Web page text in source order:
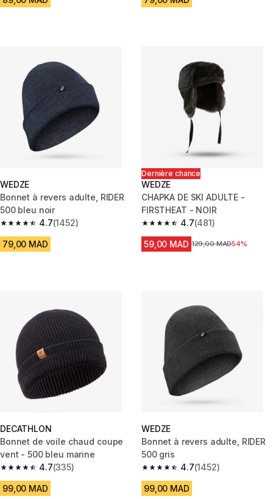
WEDZE
Bonnet à revers adulte, RIDER
500 bleu noir
4.7
4.7 out of 5 stars from 1452 reviews
(1452)
79,00 MAD
Dernière chance
WEDZE
CHAPKA DE SKI ADULTE -
FIRSTHEAT - NOIR
4.7
4.7 out of 5 stars from 481
(481)
59,00 MAD Prix avant la réduction
129,00 MAD54%
DECATHLON
Bonnet de voile chaud coupe
vent - 500 bleu marine
4.7
4.7 out of 5 stars from 335 reviews
(335)
99,00 MAD
WEDZE
Bonnet à revers adulte, RIDER
500 gris
4.7
4.7 out of 5 stars from 1452
(1452)
99,00 MAD